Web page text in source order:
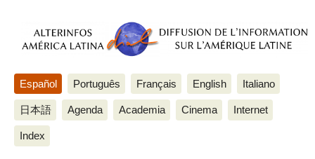
Español Português Français English Italiano
日本語 Agenda Academia Cinema Internet
Index